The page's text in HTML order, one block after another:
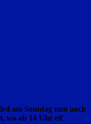
am Sonntag nun auch
wo ab 14 Uhr elf